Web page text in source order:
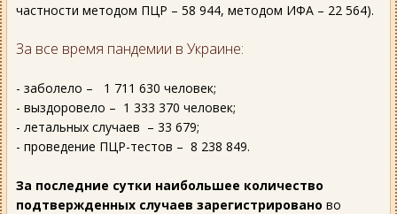
частности методом ПЦР – 58 944, методом ИФА – 22 564).
За все время пандемии в Украине:
- заболело – 1 711 630 человек;
- выздоровело – 1 333 370 человек;
- летальных случаев – 33 679;
- проведение ПЦР-тестов – 8 238 849.
За последние сутки наибольшее количество
подтвержденных случаев зарегистрировано во